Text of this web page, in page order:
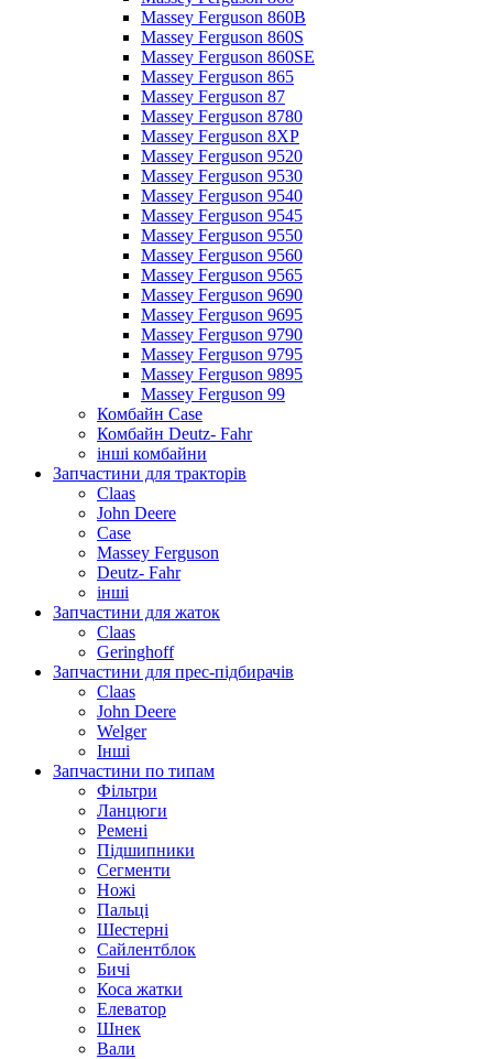
Massey Ferguson 860B
Massey Ferguson 860S
Massey Ferguson 860SE
Massey Ferguson 865
Massey Ferguson 87
Massey Ferguson 8780
Massey Ferguson 8XP
Massey Ferguson 9520
Massey Ferguson 9530
Massey Ferguson 9540
Massey Ferguson 9545
Massey Ferguson 9550
Massey Ferguson 9560
Massey Ferguson 9565
Massey Ferguson 9690
Massey Ferguson 9695
Massey Ferguson 9790
Massey Ferguson 9795
Massey Ferguson 9895
Massey Ferguson 99
Комбайн Case
Комбайн Deutz- Fahr
інші комбайни
Запчастини для тракторів
Claas
John Deere
Case
Massey Ferguson
Deutz- Fahr
інші
Запчастини для жаток
Claas
Geringhoff
Запчастини для прес-підбирачів
Claas
John Deere
Welger
Інші
Запчастини по типам
Фільтри
Ланцюги
Ремені
Підшипники
Сегменти
Ножі
Пальці
Шестерні
Сайлентблок
Бичі
Коса жатки
Елеватор
Шнек
Вали